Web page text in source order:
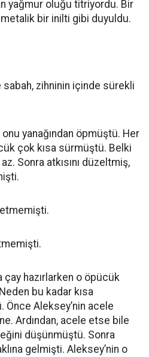
yağmur oluğu titriyordu. Bir
bir inilti gibi duyuldu.
zihninin içinde sürekli
yanağından öpmüştü. Her
çok kısa sürmüştü. Belki
Sonra atkısını düzeltmiş,
hazırlarken o öpücük
bu kadar kısa
Aleksey’nin acele
Ardından, acele etse bile
düşünmüştü. Sonra
gelmişti. Aleksey’nin o